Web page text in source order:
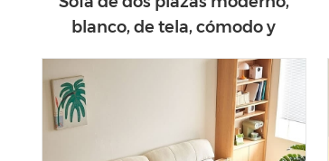
blanco, de tela, cómodo y